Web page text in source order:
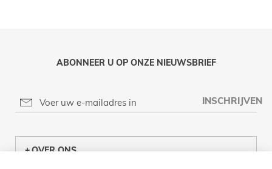
ABONNEER U OP ONZE NIEUWSBRIEF
INSCHRIJVEN
OVER ONS